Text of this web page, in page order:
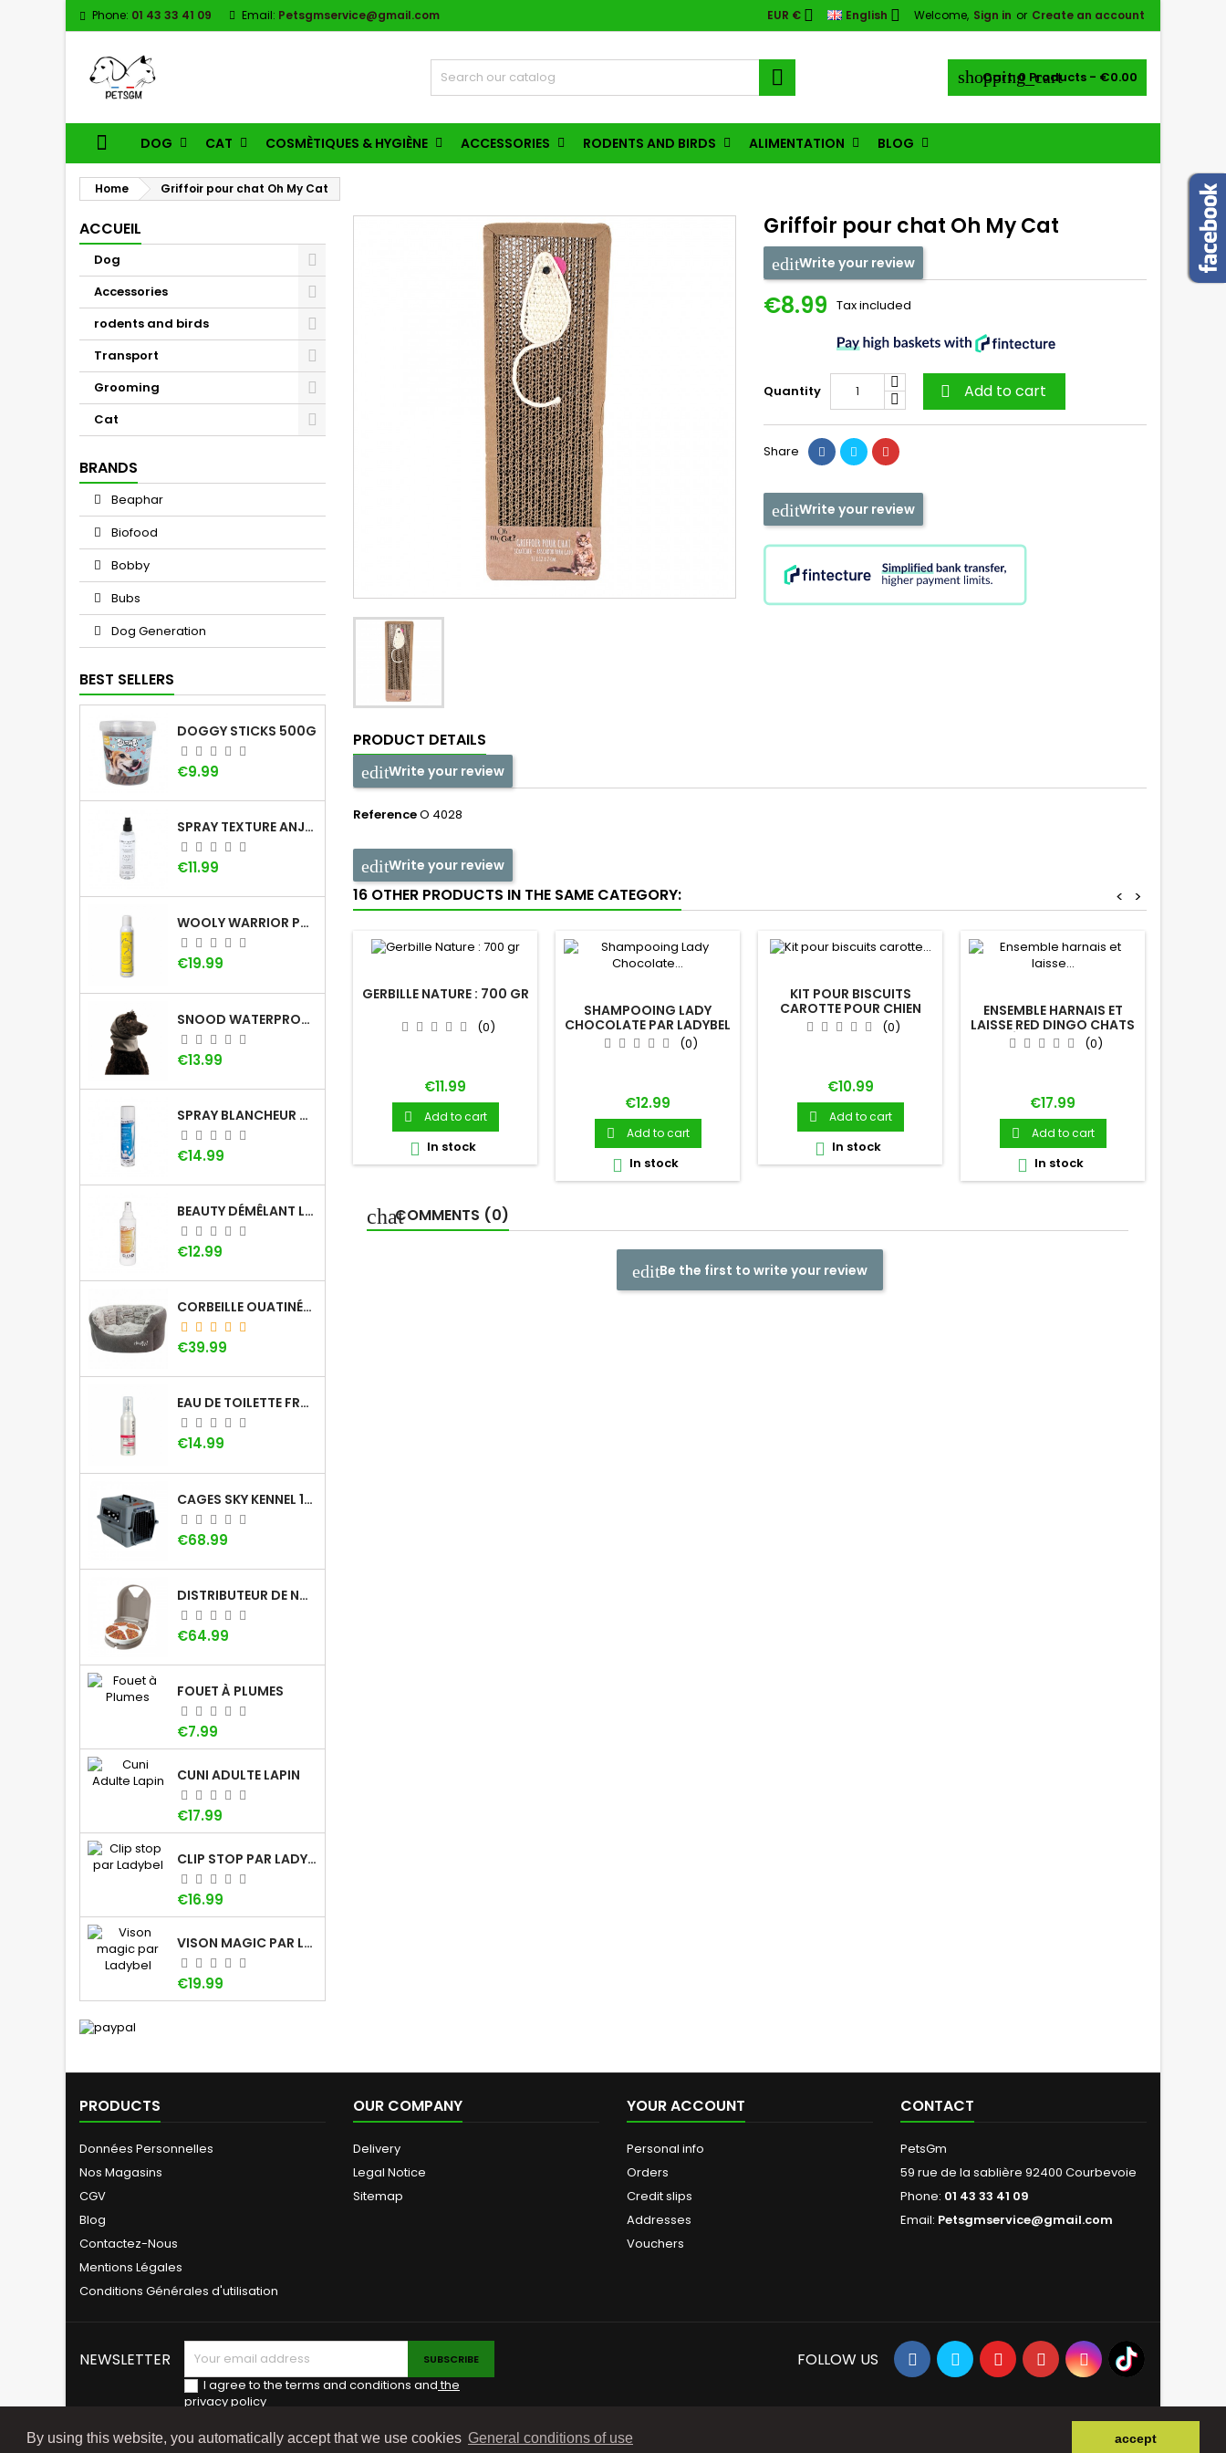
By using this website, you automatically accept that we use cookies General conditions of use accept
Phone: 01 43 33 41 09 Email: Petsgmservice@gmail.com Welcome, Sign in or Create an account
English 
EUR € 
shopping_cart
Cart:0 Products - €0.00

DOG CAT COSMÈTIQUES & HYGIÈNE ACCESSORIES RODENTS AND BIRDS ALIMENTATION BLOG
Home Griffoir pour chat Oh My Cat
ACCUEIL
Dog
Accessories
rodents and birds
Transport
Grooming
Cat
BRANDS
Beaphar
Biofood
Bobby
Bubs
Dog Generation
BEST SELLERS
DOGGY STICKS 500G
Price
€9.99
SPRAY TEXTURE ANJU BEAUTÉ
Price
€11.99
WOOLY WARRIOR PAR LADYBEL
Price
€19.99
SNOOD WATERPROOF : LE CACHE-OREILLE POUR CHIEN
Price
€13.99
SPRAY BLANCHEUR DOG GÉNÉRATION
Price
€14.99
BEAUTY DÉMÊLANT LOTION DOG GÉNÉRATION
Price
€12.99
CORBEILLE OUATINÉE DOOGY WHOOLY
Price
€39.99
EAU DE TOILETTE FRAISE KHARA
Price
€14.99
CAGES SKY KENNEL 100 SMALL AVEC POIGNÉE
Price
€68.99
DISTRIBUTEUR DE NOURRITURE À MINUTEUR PETSAFE (5 REPAS)
Price
€64.99
FOUET À PLUMES
Price
€7.99
CUNI ADULTE LAPIN
Price
€17.99
CLIP STOP PAR LADYBEL
Price
€16.99
VISON MAGIC PAR LADYBEL
Price
€19.99
Griffoir pour chat Oh My Cat
Write your review
€8.99 Tax included
Quantity  Add to cart
Share
Write your review
PRODUCT DETAILS
Write your review
ReferenceO 4028
Write your review
16 OTHER PRODUCTS IN THE SAME CATEGORY: >
<
GERBILLE NATURE : 700 GR
(0)
Price
€11.99
 Add to cart
 In stock
SHAMPOOING LADY
CHOCOLATE PAR LADYBEL
(0)
Price
€12.99
 Add to cart
 In stock
KIT POUR BISCUITS
CAROTTE POUR CHIEN
(0)
Price
€10.99
 Add to cart
 In stock
ENSEMBLE HARNAIS ET
LAISSE RED DINGO CHATS
BLEU ÉTOILES BLANCHES
(0)
Price
€17.99
 Add to cart
 In stock
COMMENTS (0)
Be the first to write your review
PRODUCTS
Données Personnelles
Nos Magasins
CGV
Blog
Contactez-Nous
Mentions Légales
Conditions Générales d'utilisation
OUR COMPANY
Delivery
Legal Notice
Sitemap
YOUR ACCOUNT
Personal info
Orders
Credit slips
Addresses
Vouchers
CONTACT
PetsGm
59 rue de la sablière 92400 Courbevoie
Phone: 01 43 33 41 09
Email: Petsgmservice@gmail.com
NEWSLETTER
I agree to the terms and conditions andthe
privacy policy
FOLLOW US